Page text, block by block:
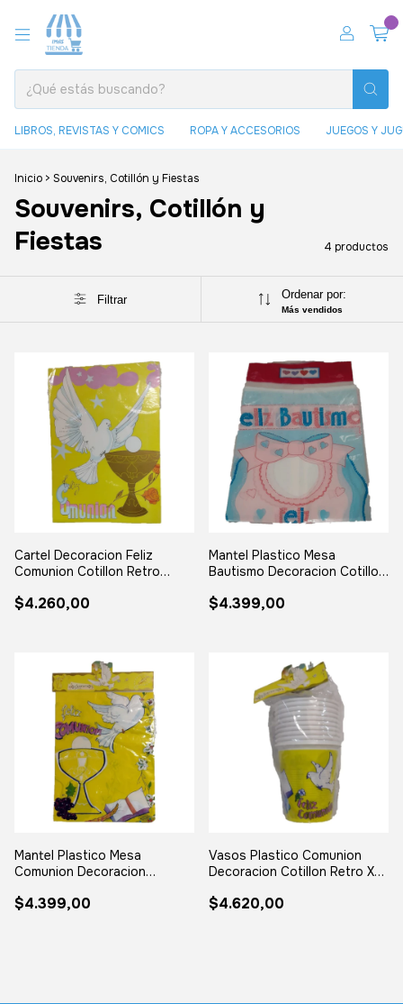
LIBROS, REVISTAS Y COMICS ROPA Y ACCESORIOS JUEGOS Y
Inicio > Souvenirs, Cotillón y Fiestas
Souvenirs, Cotillón y
Fiestas
4 productos
Filtrar Ordenar por:
Más vendidos
Cartel Decoracion Feliz
Comunion Cotillon Retro
$4.260,00
Mantel Plastico Mesa
Bautismo Decoracion Cotillon
$4.399,00
Mantel Plastico Mesa
Comunion Decoracion
$4.399,00
Vasos Plastico Comunion
Decoracion Cotillon Retro X
$4.620,00